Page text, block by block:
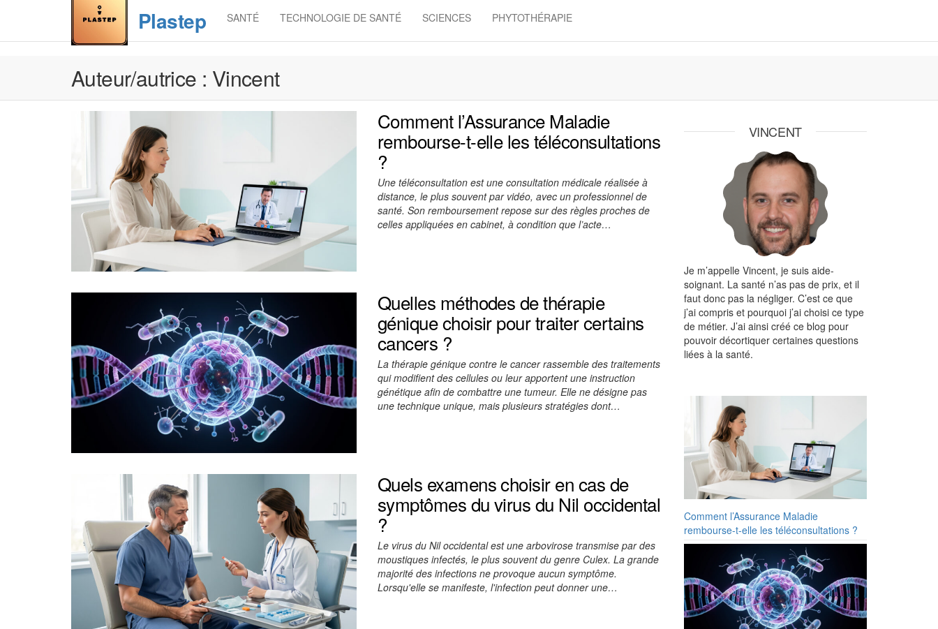
Plastep SANTÉ TECHNOLOGIE DE SANTÉ SCIENCES PHYTOTHÉRAPIE
Auteur/autrice : Vincent
Comment l’Assurance Maladie
rembourse-t-elle les téléconsultations
?
Une téléconsultation est une consultation médicale réalisée à
distance, le plus souvent par vidéo, avec un professionnel de
santé. Son remboursement repose sur des règles proches de
celles appliquées en cabinet, à condition que l’acte…
Quelles méthodes de thérapie
génique choisir pour traiter certains
cancers ?
La thérapie génique contre le cancer rassemble des traitements
qui modifient des cellules ou leur apportent une instruction
génétique afin de combattre une tumeur. Elle ne désigne pas
une technique unique, mais plusieurs stratégies dont…
Quels examens choisir en cas de
symptômes du virus du Nil occidental
?
Le virus du Nil occidental est une arbovirose transmise par des
moustiques infectés, le plus souvent du genre Culex. La grande
majorité des infections ne provoque aucun symptôme.
Lorsqu'elle se manifeste, l'infection peut donner une…
VINCENT
Je m’appelle Vincent, je suis aide-
soignant. La santé n’as pas de prix, et il
faut donc pas la négliger. C’est ce que
j’ai compris et pourquoi j’ai choisi ce type
de métier. J’ai ainsi créé ce blog pour
pouvoir décortiquer certaines questions
liées à la santé.
Comment l’Assurance Maladie
rembourse-t-elle les téléconsultations ?